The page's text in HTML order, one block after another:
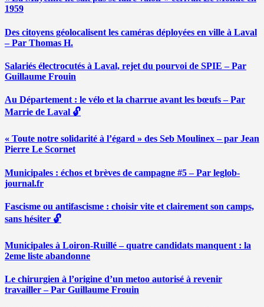
1959
Des citoyens géolocalisent les caméras déployées en ville à Laval
– Par Thomas H.
Salariés électrocutés à Laval, rejet du pourvoi de SPIE – Par
Guillaume Frouin
Au Département : le vélo et la charrue avant les bœufs – Par
Marrie de Laval 🔓
« Toute notre solidarité à l’égard » des Seb Moulinex – par Jean
Pierre Le Scornet
Municipales : échos et brèves de campagne #5 – Par leglob-
journal.fr
Fascisme ou antifascisme : choisir vite et clairement son camps,
sans hésiter 🔓
Municipales à Loiron-Ruillé – quatre candidats manquent : la
2eme liste abandonne
Le chirurgien à l’origine d’un metoo autorisé à revenir
travailler – Par Guillaume Frouin